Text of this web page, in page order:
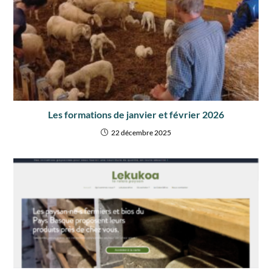
Les formations de janvier et février 2026
22 décembre 2025